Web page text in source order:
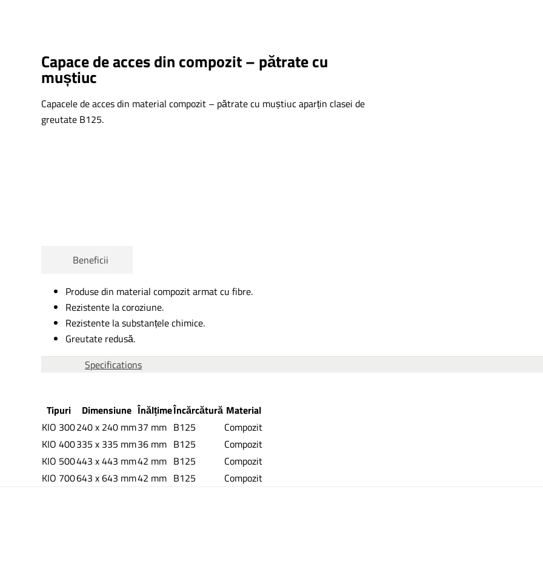
Capace de acces din compozit – pătrate cu
muștiuc
Capacele de acces din material compozit – pătrate cu muștiuc aparțin clasei de
greutate B125.
Beneficii
Produse din material compozit armat cu fibre.
Rezistente la coroziune.
Rezistente la substanțele chimice.
Greutate redusă.
Specifications
Tipuri Dimensiune ÎnălțimeÎncărcătură Material
KIO 300240 x 240 mm37 mm B125
Compozit
KIO 400335 x 335 mm36 mm B125
Compozit
KIO 500443 x 443 mm42 mm B125
Compozit
KIO 700643 x 643 mm42 mm B125 Compozit